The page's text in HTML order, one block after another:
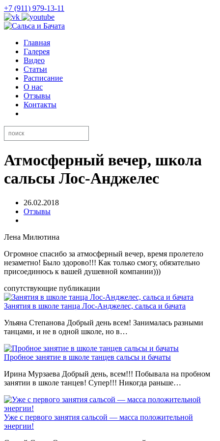
+7 (911) 979-13-11
Главная
Галерея
Видео
Статьи
Расписание
О нас
Отзывы
Контакты
Атмосферный вечер, школа
сальсы Лос-Анджелес
26.02.2018
Отзывы
Лена Милютина
Огромное спасибо за атмосферный вечер, время пролетело
незаметно! Было здорово!!! Как только смогу, обязательно
присоединюсь к вашей душевной компании)))
сопутствующие публикации
Занятия в школе танца Лос-Анджелес, сальса и бачата
Ульяна Степанова Добрый день всем! Занималась разными
танцами, и не в одной школе, но в…
Пробное занятие в школе танцев сальсы и бачаты
Ирина Мурзаева Добрый день, всем!!! Побывала на пробном
занятии в школе танцев! Супер!!! Никогда раньше…
Уже с первого занятия сальсой — масса положительной
энергии!